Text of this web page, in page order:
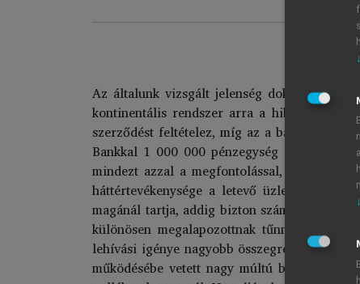
Az általunk vizsgált jelenség
kontinentális rendszer arra a hibás
szerződést feltételez, míg az a bankár
Bankkal 1 000 000 pénzegység értékben,
mindezt azzal a megfontolással, hogy a
háttértevékenysége a letevő üzleti
magánál tartja, addig bizton számolhat
különösen megalapozottnak tűnnek, főleg,
lehívási igénye nagyobb összegre rúgna,
működésébe vetett nagy múltú bizalom
↓
↓